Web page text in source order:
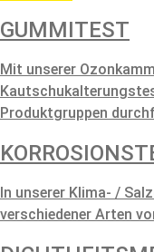
GUMMITEST
Mit unserer
Produktgruppen
In unserer Klima- /
verschiedener Arten